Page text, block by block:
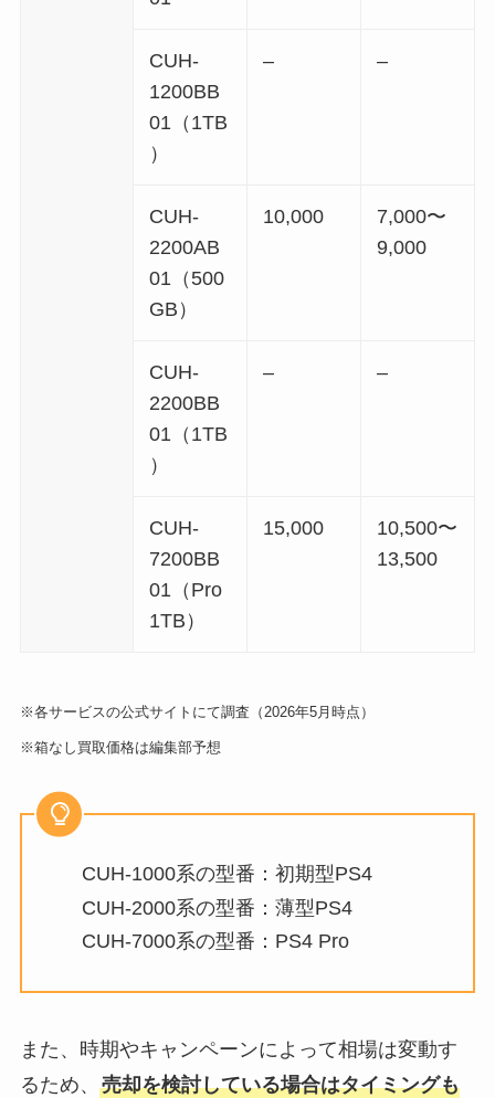
CUH-
1200BB
01（1TB
）
– –
CUH-
2200AB
01（500
GB）
10,000
7,000〜
9,000
CUH-
2200BB
01（1TB
）
– –
CUH-
7200BB
01（Pro
1TB）
15,000
10,500〜
13,500
※各サービスの公式サイトにて調査（2026年5月時点）
※箱なし買取価格は編集部予想
CUH-1000系の型番：初期型PS4
CUH-2000系の型番：薄型PS4
CUH-7000系の型番：PS4 Pro
また、時期やキャンペーンによって相場は変動す
るため、 売却を検討している場合はタイミングも